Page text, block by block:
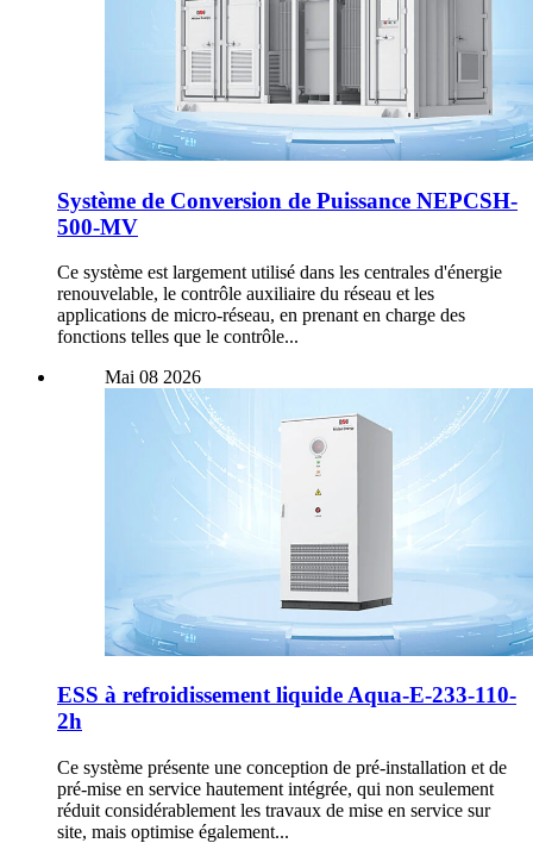
Système de Conversion de Puissance NEPCSH-
500-MV
Ce système est largement utilisé dans les centrales d'énergie
renouvelable, le contrôle auxiliaire du réseau et les
applications de micro-réseau, en prenant en charge des
fonctions telles que le contrôle...
Mai 08 2026
ESS à refroidissement liquide Aqua-E-233-110-
2h
Ce système présente une conception de pré-installation et de
pré-mise en service hautement intégrée, qui non seulement
réduit considérablement les travaux de mise en service sur
site, mais optimise également...